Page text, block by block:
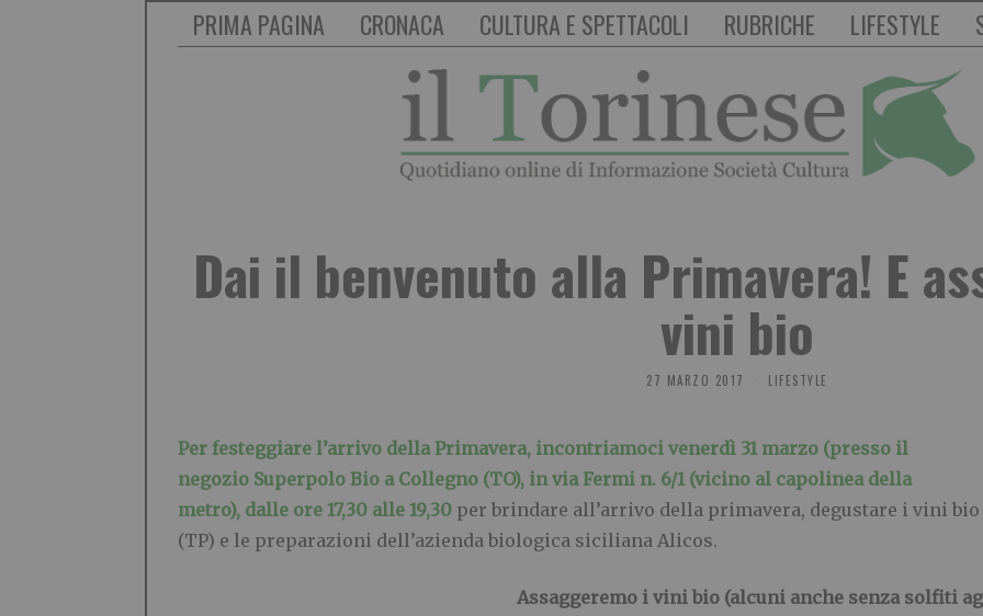
PRIMA PAGINA CRONACA CULTURA E SPETTACOLI RUBRICHE LIFESTYLE
Dai il benvenuto alla Primavera! E
vini bio
27 MARZO 2017 LIFESTYLE
Per festeggiare l’arrivo della Primavera, incontriamoci venerdì 31 marzo (presso il
negozio Superpolo Bio a Collegno (TO), in via Fermi n. 6/1 (vicino al capolinea della
metro), dalle ore 17,30 alle 19,30 per brindare all’arrivo della primavera, degustare i vini
(TP) e le preparazioni dell’azienda biologica siciliana Alicos.
Assaggeremo i vini bio (alcuni anche senza solfiti